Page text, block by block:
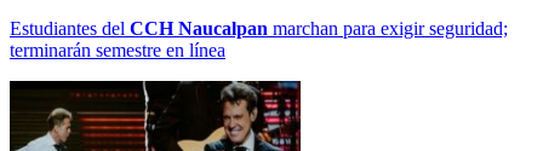
Estudiantes del CCH Naucalpan marchan para exigir seguridad;
terminarán semestre en línea